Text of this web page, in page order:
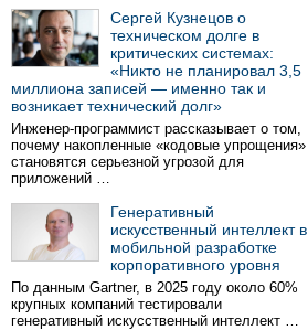
Сергей Кузнецов о
техническом долге в
критических системах:
«Никто не планировал 3,5
миллиона записей — именно так и
возникает технический долг»
Инженер-программист рассказывает о том,
почему накопленные «кодовые упрощения»
становятся серьезной угрозой для
приложений …
Генеративный
искусственный интеллект в
мобильной разработке
корпоративного уровня
По данным Gartner, в 2025 году около 60%
крупных компаний тестировали
генеративный искусственный интеллект …